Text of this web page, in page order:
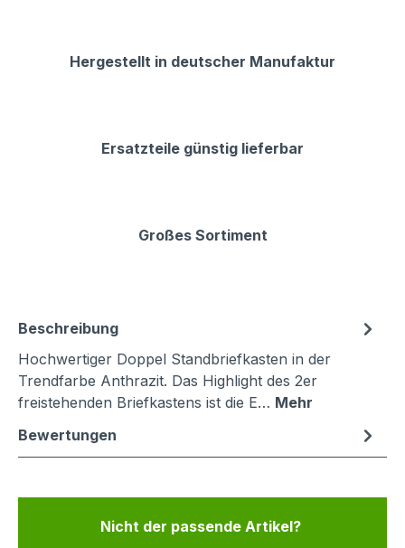
Hergestellt in deutscher Manufaktur
Ersatzteile günstig lieferbar
Großes Sortiment
Beschreibung
Hochwertiger Doppel Standbriefkasten in der
Trendfarbe Anthrazit. Das Highlight des 2er
freistehenden Briefkastens ist die E… Mehr
Bewertungen
Nicht der passende Artikel?